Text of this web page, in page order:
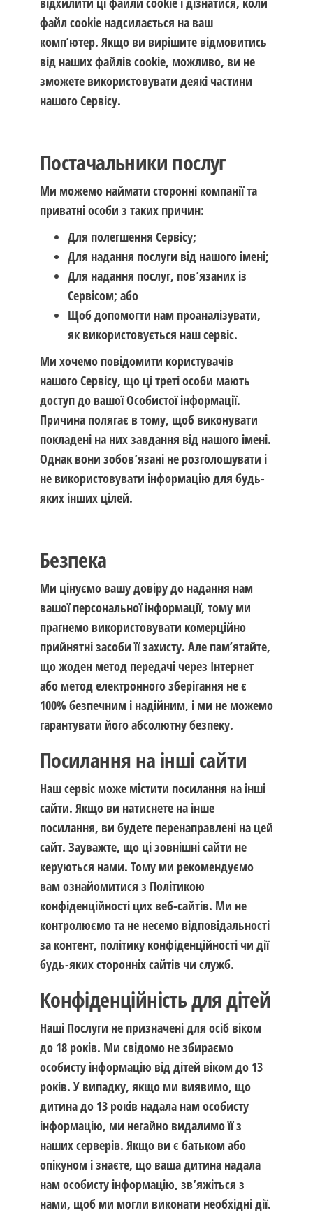
файл cookie надсилається на ваш
комп’ютер. Якщо ви вирішите відмовитись
від наших файлів cookie, можливо, ви не
зможете використовувати деякі частини
нашого Сервісу.
Постачальники послуг
Ми можемо наймати сторонні компанії та
приватні особи з таких причин:
Для полегшення Сервісу;
Для надання послуги від нашого імені;
Для надання послуг, пов’язаних із
Сервісом; або
Щоб допомогти нам проаналізувати,
як використовується наш сервіс.
Ми хочемо повідомити користувачів
нашого Сервісу, що ці треті особи мають
доступ до вашої Особистої інформації.
Причина полягає в тому, щоб виконувати
покладені на них завдання від нашого імені.
Однак вони зобов’язані не розголошувати і
не використовувати інформацію для будь-
яких інших цілей.
Безпека
Ми цінуємо вашу довіру до надання нам
вашої персональної інформації, тому ми
прагнемо використовувати комерційно
прийнятні засоби її захисту. Але пам’ятайте,
що жоден метод передачі через Інтернет
або метод електронного зберігання не є
100% безпечним і надійним, і ми не можемо
гарантувати його абсолютну безпеку.
Посилання на інші сайти
Наш сервіс може містити посилання на інші
сайти. Якщо ви натиснете на інше
посилання, ви будете перенаправлені на цей
сайт. Зауважте, що ці зовнішні сайти не
керуються нами. Тому ми рекомендуємо
вам ознайомитися з Політикою
конфіденційності цих веб-сайтів. Ми не
контролюємо та не несемо відповідальності
за контент, політику конфіденційності чи дії
будь-яких сторонніх сайтів чи служб.
Конфіденційність для дітей
Наші Послуги не призначені для осіб віком
до 18 років. Ми свідомо не збираємо
особисту інформацію від дітей віком до 13
років. У випадку, якщо ми виявимо, що
дитина до 13 років надала нам особисту
інформацію, ми негайно видалимо її з
наших серверів. Якщо ви є батьком або
опікуном і знаєте, що ваша дитина надала
нам особисту інформацію, зв’яжіться з
нами, щоб ми могли виконати необхідні дії.